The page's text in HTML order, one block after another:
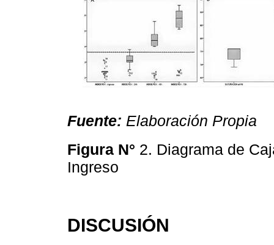
Fuente: Elaboración Propia
Figura N° 2. Diagrama de
Ingreso
DISCUSIÓN